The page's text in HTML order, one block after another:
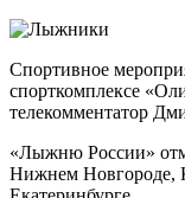
Спортивное
спорткомплексе
телекомментатор
«Лыжню России»
Нижнем Новгороде,